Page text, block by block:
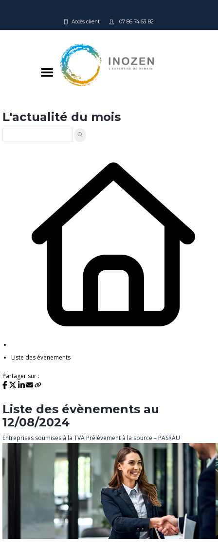
Accès client 07 86 74 63 82
L'actualité du mois
Liste des évènements
Partager sur :
Liste des évènements au
12/08/2024
Entreprises soumises à la TVA Prélèvement à la source – PASRAU